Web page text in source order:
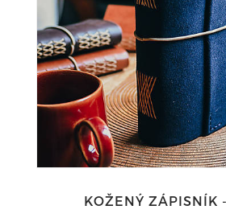
KOŽENÝ ZÁPISNÍK